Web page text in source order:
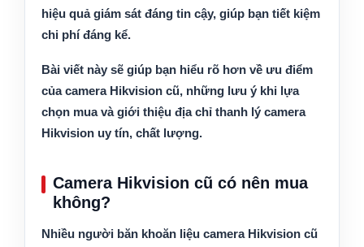
hiệu quả giám sát đáng tin cậy, giúp bạn tiết kiệm
chi phí đáng kể.
Bài viết này sẽ giúp bạn hiểu rõ hơn về ưu điểm
của camera Hikvision cũ, những lưu ý khi lựa
chọn mua và giới thiệu địa chỉ thanh lý camera
Hikvision uy tín, chất lượng.
Camera Hikvision cũ có nên mua
không?
Nhiều người băn khoăn liệu camera Hikvision cũ